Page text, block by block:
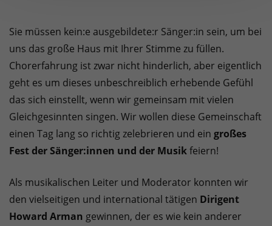
Sie müssen kein:e ausgebildete:r Sänger:in sein, um bei
uns das große Haus mit Ihrer Stimme zu füllen.
Chorerfahrung ist zwar nicht hinderlich, aber eigentlich
geht es um dieses unbeschreiblich erhebende Gefühl
das sich einstellt, wenn wir gemeinsam mit vielen
Gleichgesinnten singen. Wir wollen diese Gemeinschaft
einen Tag lang so richtig zelebrieren und ein großes
Fest der Sänger:innen und der Musikfeiern!
Als musikalischen Leiter und Moderator konnten wir
den vielseitigen und international tätigen Dirigent
Howard Arman gewinnen, der es wie kein anderer